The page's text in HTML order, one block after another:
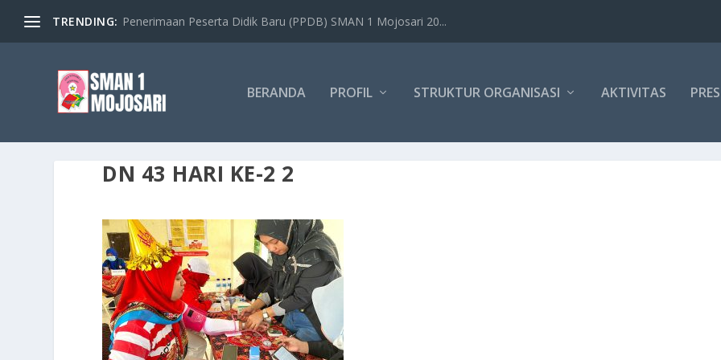
TRENDING: Penerimaan Peserta Didik Baru (PPDB) SMAN 1 Mojosari 20...
BERANDA PROFIL STRUKTUR ORGANISASI AKTIVITAS
DN 43 HARI KE-2 2